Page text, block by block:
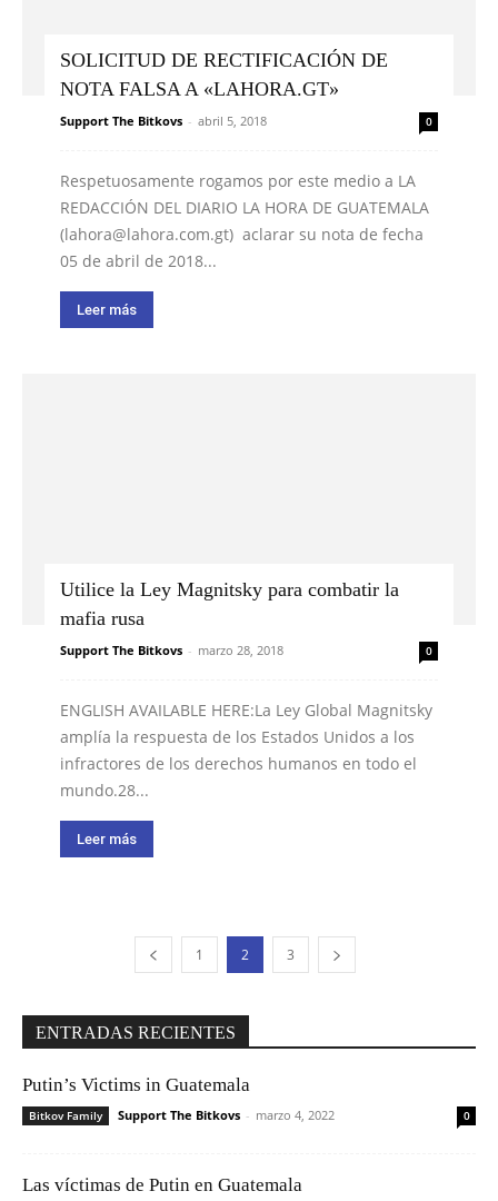
SOLICITUD DE RECTIFICACIÓN DE
NOTA FALSA A «LAHORA.GT»
Support The Bitkovs - abril 5, 2018 0
Respetuosamente rogamos por este medio a LA
REDACCIÓN DEL DIARIO LA HORA DE GUATEMALA
(lahora@lahora.com.gt) aclarar su nota de fecha
05 de abril de 2018...
Leer más
Utilice la Ley Magnitsky para combatir la
mafia rusa
Support The Bitkovs - marzo 28, 2018 0
ENGLISH AVAILABLE HERE:La Ley Global Magnitsky
amplía la respuesta de los Estados Unidos a los
infractores de los derechos humanos en todo el
mundo.28...
Leer más
1 2 3
ENTRADAS RECIENTES
Putin’s Victims in Guatemala
Bitkov Family Support The Bitkovs - marzo 4, 2022 0
Las víctimas de Putin en Guatemala